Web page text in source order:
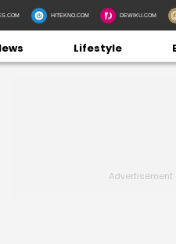
HITEKNO.COM DEWIKU.COM
Lifestyle